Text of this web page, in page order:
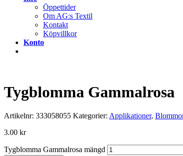
Öppettider
Om AG:s Textil
Kontakt
Köpvillkor
Konto
Tygblomma Gammalrosa
Artikelnr: 333058055 Kategorier: Applikationer,
3.00 kr
Tygblomma Gammalrosa mängd